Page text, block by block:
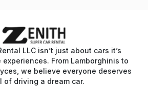
LLC isn’t just about cars it’s
From Lamborghinis to
we believe everyone deserves
of driving a dream car.